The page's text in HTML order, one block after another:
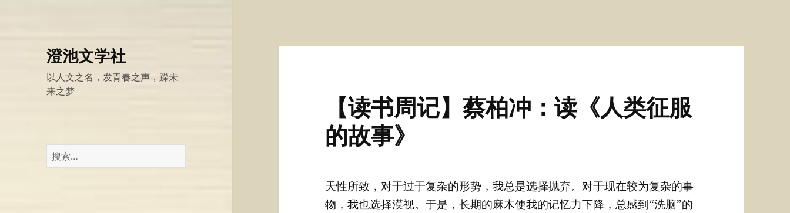
澄池文学社
以人文之名，发青春之声，躁未
来之梦
搜
索：
【读书周记】蔡柏冲：读《人类征服
的故事》
天性所致，对于过于复杂的形势，我总是选择抛弃。对于现在较为复杂的事
物，我也选择漠视。于是，长期的麻木使我的记忆力下降，总感到“洗脑”的